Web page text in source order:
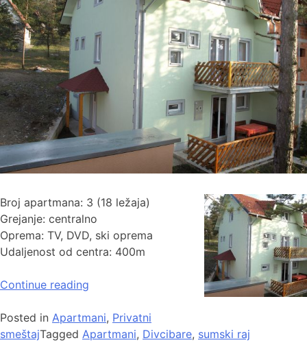
Broj apartmana: 3 (18 ležaja)
Grejanje: centralno
Oprema: TV, DVD, ski oprema
Udaljenost od centra: 400m
Continue reading
Posted in Apartmani, Privatni
smeštajTagged Apartmani, Divcibare, sumski raj